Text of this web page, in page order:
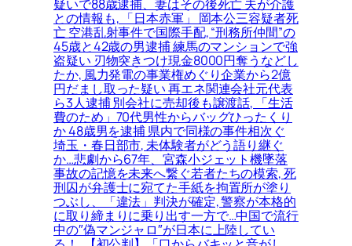
疑いで88歳逮捕、妻はその後死亡 夫が介護
との情報も, 「日本赤軍」 岡本公三容疑者死
亡 空港乱射事件で国際手配, “刑務所仲間”の
45歳と42歳の男逮捕 練馬のマンションで強
盗疑い 刃物突きつけ現金8000円奪うなどし
たか, 風力発電の事業権めぐり企業から2億
円だまし取った疑い 再エネ関連会社元代表
ら3人逮捕 別会社に売却後も譲渡話, 「生活
費のため」70代男性からバッグひったくり
か 48歳男を逮捕 県内で同様の事件相次ぐ
埼玉・春日部市, 未体験者がどう語り継ぐ
か…悲劇から67年、宮森小ジェット機墜落
事故の記憶を未来へ繋ぐ若者たちの模索, 死
刑囚が弁護士に宛てた手紙を拘置所が塗り
つぶし、「違法」判決が確定, 警察が本格的
に取り締まりに乗り出す一方で…中国で流行
中の″偽マンジャロ″が日本に上陸してい